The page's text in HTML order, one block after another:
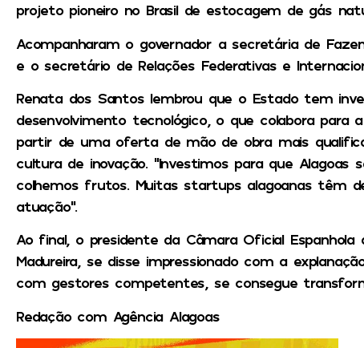
projeto pioneiro no Brasil de estocagem de gás
Acompanharam o governador a secretária de
e o secretário de Relações Federativas e
Renata dos Santos lembrou que o Estado tem
desenvolvimento tecnológico, o que colabora para
partir de uma oferta de mão de obra mais
cultura de inovação. “Investimos para que
colhemos frutos. Muitas startups alagoanas têm
atuação”.
Ao final, o presidente da Câmara Oficial Espanhola
Madureira, se disse impressionado com a
com gestores competentes, se consegue
Redação com Agência Alagoas